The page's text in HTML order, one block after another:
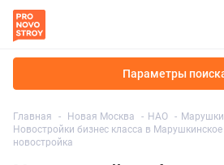
Параметры
Главная Новая Москва НАО
Новостройки бизнес класса в Марушкинское
новостройка